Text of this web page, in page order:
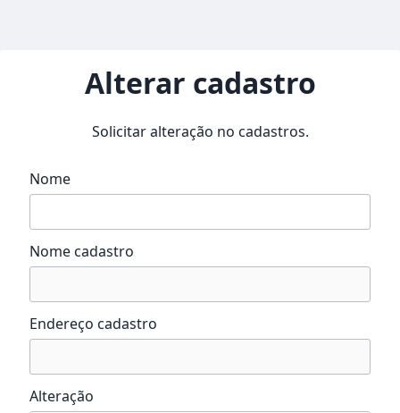
Alterar cadastro
Solicitar alteração no cadastros.
Nome
Nome cadastro
Endereço cadastro
Alteração